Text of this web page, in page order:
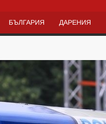
БЪЛГАРИЯ ДАРЕНИЯ